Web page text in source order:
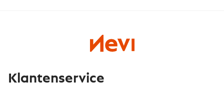
Klantenservice